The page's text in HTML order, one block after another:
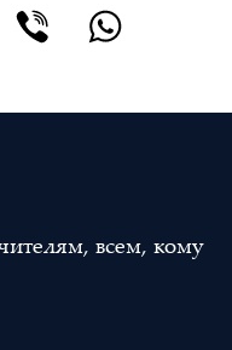
всем, кому